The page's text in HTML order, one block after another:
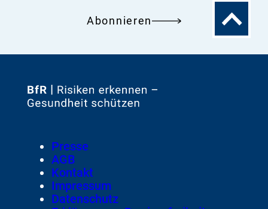
Abonnieren
Zum
Zur
Footer
Meta-
Navigation
Presse
AGB
Kontakt
Impressum
Datenschutz